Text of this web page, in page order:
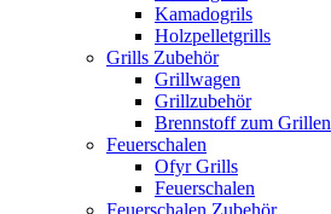
Kamadogrils
Holzpelletgrills
Grills Zubehör
Grillwagen
Grillzubehör
Brennstoff zum Grillen
Feuerschalen
Ofyr Grills
Feuerschalen
Feuerschalen Zubehör